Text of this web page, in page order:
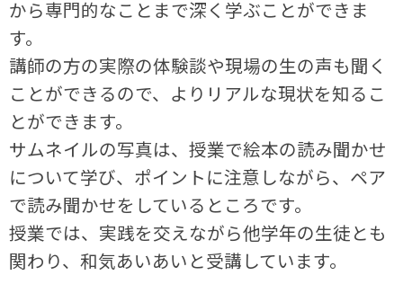
から専門的なことまで深く学ぶことができま
す。
講師の方の実際の体験談や現場の生の声も聞く
ことができるので、よりリアルな現状を知るこ
とができます。
サムネイルの写真は、授業で絵本の読み聞かせ
について学び、ポイントに注意しながら、ペア
で読み聞かせをしているところです。
授業では、実践を交えながら他学年の生徒とも
関わり、和気あいあいと受講しています。